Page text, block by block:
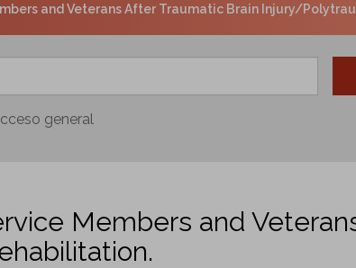
Veterans After Traumatic Brain Injury/Polytrauma
general
Members and